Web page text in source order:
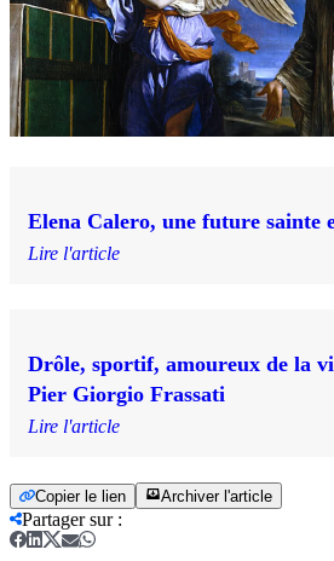
Elena Calero, une future sainte
Lire l'article
Drôle, sportif, amoureux de la
Pier Giorgio Frassati
Lire l'article
Copier le lien Archiver l'article
Partager sur: